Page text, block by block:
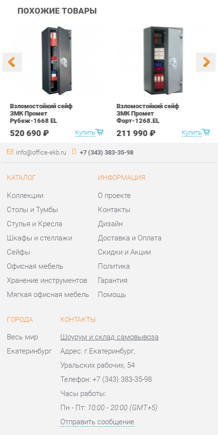
Взломостойкий сейф
Рубеж-1668 EL
520 690 ₽ Купить
Взломостойкий сейф
info@office-ekb.ru
КАТАЛОГ
Коллекции
Стулья и Кресла
Сейфы
Офисная мебель
Хранение инструментов
Мягкая офисная мебель
ИНФОРМАЦИЯ
О проекте
Дизайн
Скидки и Акции
Политика
Гарантия
Помощь
Весь мир
Екатеринбург
Шоурум и склад самовывоза
Адрес: г.Екатеринбург,
Уральских рабочих, 54
Часы работы:
Отправить сообщение
© 2009-2026 Офисная мебель Екатеринбург